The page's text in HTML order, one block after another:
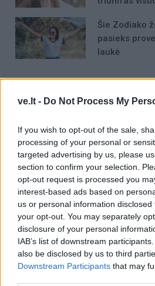
ve.lt - Do Not Process My
If you wish to opt-out of the sale,
processing of your personal or
targeted advertising by us, please
section to confirm your selection.
opt-out request is processed you
interest-based ads based on
us or personal information
your opt-out. You may separately
disclosure of your personal
IAB’s list of downstream
also be disclosed by us to third
Downstream Participants that may
Šie Zodiako
pasieks
laukė
Raktažodžiai
algimantas kirkutis šeimos
Komentarai
Rašyti komentarą